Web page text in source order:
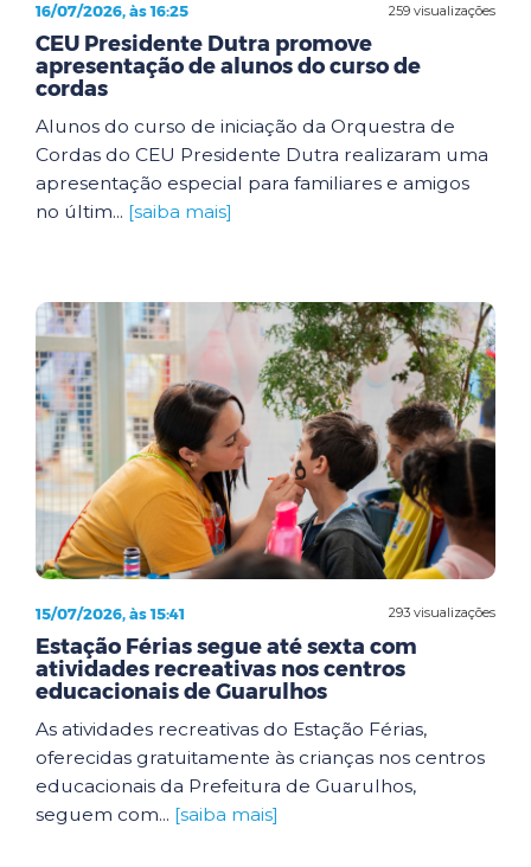
259 visualizações
16/07/2026, às 16:25
CEU Presidente Dutra promove
apresentação de alunos do curso de
cordas
Alunos do curso de iniciação da Orquestra de
Cordas do CEU Presidente Dutra realizaram uma
apresentação especial para familiares e amigos
no últim... [saiba mais]
293 visualizações
15/07/2026, às 15:41
Estação Férias segue até sexta com
atividades recreativas nos centros
educacionais de Guarulhos
As atividades recreativas do Estação Férias,
oferecidas gratuitamente às crianças nos centros
educacionais da Prefeitura de Guarulhos,
seguem com... [saiba mais]